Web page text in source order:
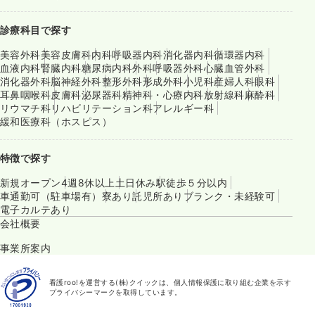
診療科目で探す
美容外科美容皮膚科内科呼吸器内科消化器内科循環器内科
血液内科腎臓内科糖尿病内科外科呼吸器外科心臓血管外科
消化器外科脳神経外科整形外科形成外科小児科産婦人科眼科
耳鼻咽喉科皮膚科泌尿器科精神科・心療内科放射線科麻酔科
リウマチ科リハビリテーション科アレルギー科
緩和医療科（ホスピス）
特徴で探す
新規オープン4週8休以上 土日休み駅徒歩５分以内
車通勤可（駐車場有） 寮あり託児所あり ブランク・未経験可
電子カルテあり
会社概要
事業所案内
看護roo!を運営する(株)クイックは、個人情報保護に取り組む企業を示す
プライバシーマークを取得しています。